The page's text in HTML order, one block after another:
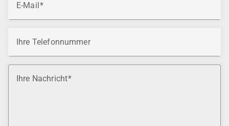
E-Mail
Ihre Telefonnummer
Ihre Nachricht